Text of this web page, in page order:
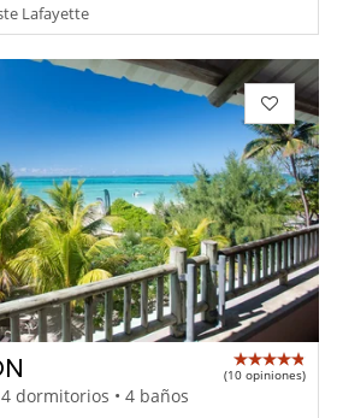
Lafayette
(10 opiniones)
dormitorios • 4 baños